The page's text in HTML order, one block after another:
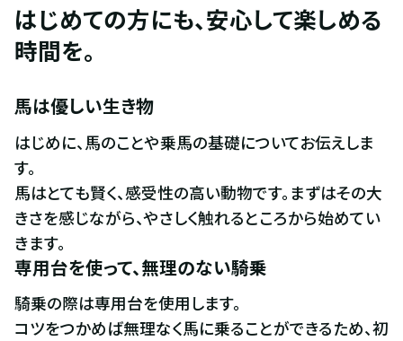
はじめての方にも、安心して楽しめる
時間を。
馬は優しい生き物
はじめに、馬のことや乗馬の基礎についてお伝えしま
す。
馬はとても賢く、感受性の高い動物です。まずはその大
きさを感じながら、やさしく触れるところから始めてい
きます。
専用台を使って、無理のない騎乗
騎乗の際は専用台を使用します。
コツをつかめば無理なく馬に乗ることができるため、初